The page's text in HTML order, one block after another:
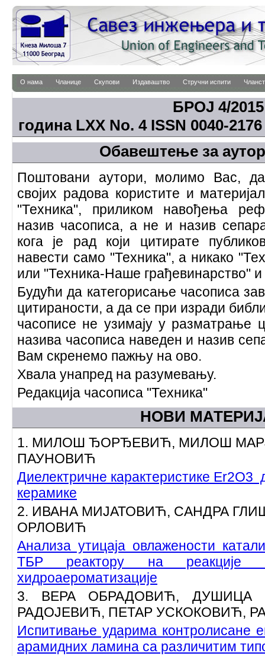
О нама Чланице Скупови Издаваштво Стручни испити
БРОЈ 4/
година LXX No. 4 ISSN 0040-
Обавештење за
Поштовани аутори, молимо Вас,
својих радова користите и
"Техника", приликом навођења
назив часописа, а не и назив
кога је рад који цитирате
навести само "Техника", а никако
или "Техника-Наше грађевинарство"
Будући да категорисање часописа
цитираности, а да се при изради
часописе не узимају у разматрање
назива часописа наведен и назив
Вам скренемо пажњу на ово.
Хвала унапред на разумевању.
Редакција часописа "Техника"
НОВИ
1. МИЛОШ ЂОРЂЕВИЋ, МИЛОШ
ПАУНОВИЋ
Диелектричне карактеристике Er2O3
керамике
2. ИВАНА МИЈАТОВИЋ, САНДРА
ОРЛОВИЋ
Анализа утицаја овлажености
ТБР реактору на реакције
хидроаероматизације
3. ВЕРА ОБРАДОВИЋ, ДУШИЦА
РАДОЈЕВИЋ, ПЕТАР УСКОКОВИЋ,
Испитивање ударима контролисане
арамидних ламина са различитим